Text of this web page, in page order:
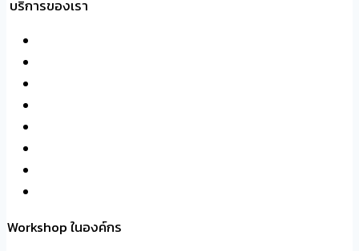
บริการของเรา
Workshop ในองค์กร